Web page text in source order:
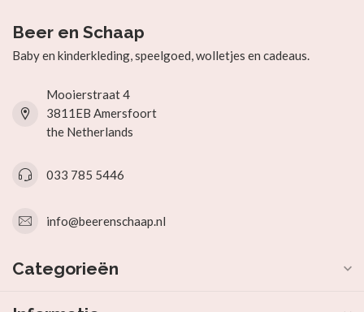
Beer en Schaap
Baby en kinderkleding, speelgoed, wolletjes en cadeaus.
Mooierstraat 4
3811EB Amersfoort
the Netherlands
033 785 5446
info@beerenschaap.nl
Categorieën